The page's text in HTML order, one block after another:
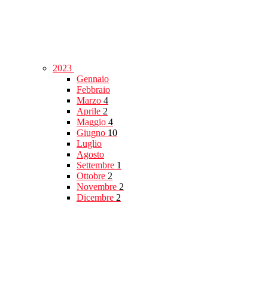
2023
Gennaio
Febbraio
Marzo 4
Aprile 2
Maggio 4
Giugno 10
Luglio
Agosto
Settembre 1
Ottobre 2
Novembre 2
Dicembre 2